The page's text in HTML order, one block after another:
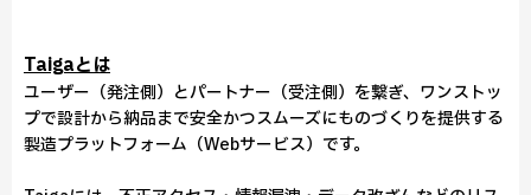
Taigaとは
ユーザー（発注側）とパートナー（受注側）を繋ぎ、ワンストッ
プで設計から納品まで安全かつスムーズにものづくりを提供する
製造プラットフォーム（Webサービス）です。